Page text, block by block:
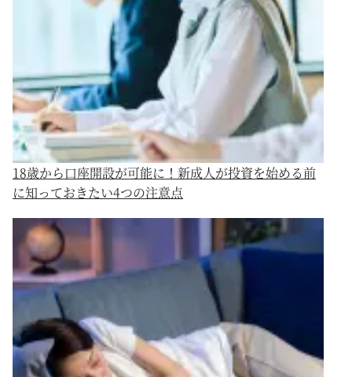
18歳から口座開設が可能に！新成人が投資を始める前
に知っておきたい4つの注意点